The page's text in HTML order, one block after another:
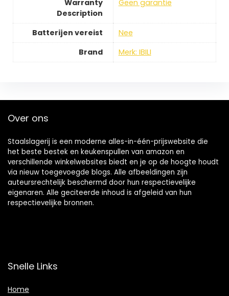
Warranty
Description
Geen garantie
Batterijen vereist
Nee
Brand
Merk: IBILI
Over ons
Staalslagerij is een moderne alles-in-één-prijswebsite die
het beste bestek en keukenspullen van amazon en
verschillende winkelwebsites biedt en je op de hoogte houdt
via nieuw toegevoegde blogs. Alle afbeeldingen zijn
auteursrechtelijk beschermd door hun respectievelijke
eigenaren. Alle geciteerde inhoud is afgeleid van hun
respectievelijke bronnen.
Snelle Links
Home